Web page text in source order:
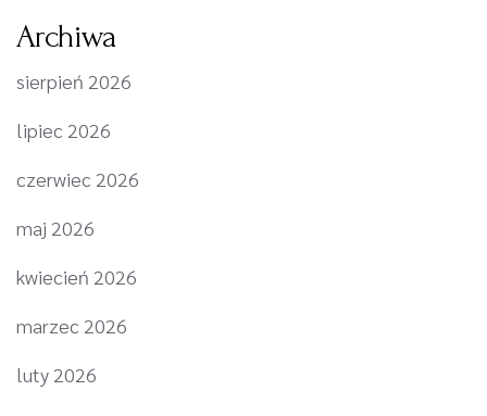
Archiwa
sierpień 2026
lipiec 2026
czerwiec 2026
maj 2026
kwiecień 2026
marzec 2026
luty 2026